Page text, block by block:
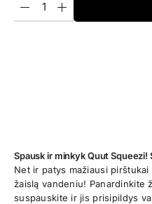
Spausk ir minkyk Quut
Net ir patys mažiausi
žaislą vandeniu! Panardinkite
suspauskite ir jis prisipildys